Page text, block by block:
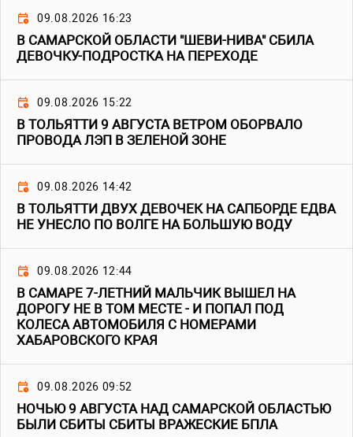
09.08.2026 16:23
В САМАРСКОЙ ОБЛАСТИ "ШЕВИ-НИВА" СБИЛА
ДЕВОЧКУ-ПОДРОСТКА НА ПЕРЕХОДЕ
09.08.2026 15:22
В ТОЛЬЯТТИ 9 АВГУСТА ВЕТРОМ ОБОРВАЛО
ПРОВОДА ЛЭП В ЗЕЛЕНОЙ ЗОНЕ
09.08.2026 14:42
В ТОЛЬЯТТИ ДВУХ ДЕВОЧЕК НА САПБОРДЕ ЕДВА
НЕ УНЕСЛО ПО ВОЛГЕ НА БОЛЬШУЮ ВОДУ
09.08.2026 12:44
В САМАРЕ 7-ЛЕТНИЙ МАЛЬЧИК ВЫШЕЛ НА
ДОРОГУ НЕ В ТОМ МЕСТЕ - И ПОПАЛ ПОД
КОЛЕСА АВТОМОБИЛЯ С НОМЕРАМИ
ХАБАРОВСКОГО КРАЯ
09.08.2026 09:52
НОЧЬЮ 9 АВГУСТА НАД САМАРСКОЙ ОБЛАСТЬЮ
БЫЛИ СБИТЫ СБИТЫ ВРАЖЕСКИЕ БПЛА